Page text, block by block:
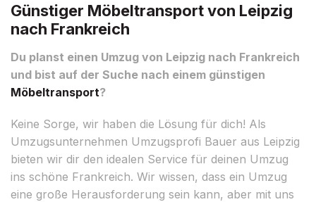
Günstiger Möbeltransport von Leipzig
nach Frankreich
Du planst einen Umzug von Leipzig nach Frankreich
und bist auf der Suche nach einem günstigen
Möbeltransport?
Keine Sorge, wir haben die Lösung für dich! Als
Umzugsunternehmen Umzugsprofi Bauer aus Leipzig
bieten wir dir den idealen Service für deinen Umzug
ins schöne Frankreich. Wir wissen, dass ein Umzug
eine große Herausforderung sein kann, aber mit uns